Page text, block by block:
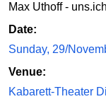
Max Uthoff -
Date:
Sunday, 29/
Venue:
Kabarett-Theater